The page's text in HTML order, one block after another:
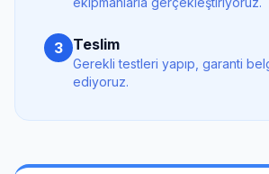
3 Teslim
Gerekli testleri yapıp, garanti
ediyoruz.